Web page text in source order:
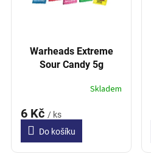
Warheads Extreme
Sour Candy 5g
Skladem
6 Kč / ks
Do košíku